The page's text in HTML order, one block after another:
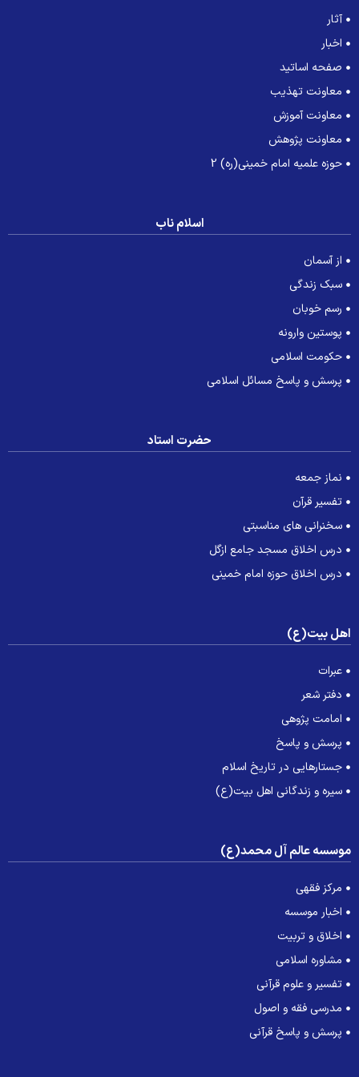
آثار
اخبار
صفحه اساتید
معاونت تهذیب
معاونت آموزش
معاونت پژوهش
حوزه علمیه امام خمینی(ره) 2
اسلام ناب
از آسمان
سبک زندگی
رسم خوبان
پوستین وارونه
حکومت اسلامی
پرسش و پاسخ مسائل اسلامی
حضرت استاد
نماز جمعه
تفسیر قرآن
سخنرانی های مناسبتی
درس اخلاق مسجد جامع ازگل
درس اخلاق حوزه امام خمینی
بیت(ع)
عبرات
دفتر شعر
امامت پژوهی
پرسش و پاسخ
جستارهایی در تاریخ اسلام
سیره و زندگانی اهل بیت(ع)
عالم آل محمد(ع)
مرکز فقهی
اخبار موسسه
اخلاق و تربیت
مشاوره اسلامی
تفسیر و علوم قرآنی
مدرسی فقه و اصول
پرسش و پاسخ قرآنی